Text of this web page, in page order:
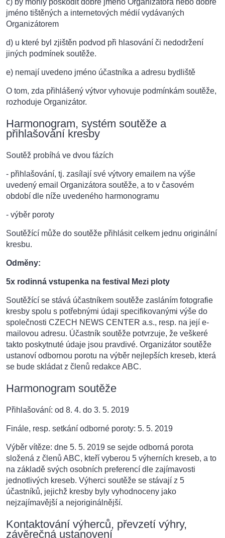
jméno tištěných a internetových médií vydávaných
Organizátorem
d) u které byl zjištěn podvod při hlasování či nedodržení
jiných podmínek soutěže.
e) nemají uvedeno jméno účastníka a adresu bydliště
O tom, zda přihlášený výtvor vyhovuje podmínkám soutěže,
rozhoduje Organizátor.
Harmonogram, systém soutěže a
přihlašování kresby
Soutěž probíhá ve dvou fázích
- přihlašování, tj. zasílají své výtvory emailem na výše
uvedený email Organizátora soutěže, a to v časovém
období dle níže uvedeného harmonogramu
- výběr poroty
Soutěžící může do soutěže přihlásit celkem jednu originální
kresbu.
Odměny:
5x rodinná vstupenka na festival Mezi ploty
Soutěžící se stává účastníkem soutěže zasláním fotografie
kresby spolu s potřebnými údaji specifikovanými výše do
společnosti CZECH NEWS CENTER a.s., resp. na její e-
mailovou adresu. Účastník soutěže potvrzuje, že veškeré
takto poskytnuté údaje jsou pravdivé. Organizátor soutěže
ustanoví odbornou porotu na výběr nejlepších kreseb, která
se bude skládat z členů redakce ABC.
Harmonogram soutěže
Přihlašování: od 8. 4. do 3. 5. 2019
Finále, resp. setkání odborné poroty: 5. 5. 2019
Výběr vítěze: dne 5. 5. 2019 se sejde odborná porota
složená z členů ABC, kteří vyberou 5 výherních kreseb, a to
na základě svých osobních preferencí dle zajímavosti
jednotlivých kreseb. Výherci soutěže se stávají z 5
účastníků, jejichž kresby byly vyhodnoceny jako
nejzajímavější a nejoriginálnější.
Kontaktování výherců, převzetí výhry,
závěrečná ustanovení